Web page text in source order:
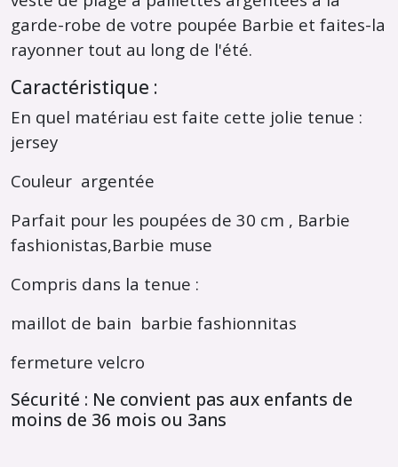
garde-robe de votre poupée Barbie et faites-la
rayonner tout au long de l'été.
Caractéristique :
En quel matériau est faite cette jolie tenue :
jersey
Couleur argentée
Parfait pour les poupées de 30 cm , Barbie
fashionistas,Barbie muse
Compris dans la tenue :
maillot de bain barbie fashionnitas
fermeture velcro
Sécurité : Ne convient pas aux enfants de
moins de 36 mois ou 3ans